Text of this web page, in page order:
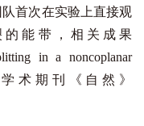
首次在实验上直接观
能带，相关成果
in a noncoplanar
学术期刊《自然》